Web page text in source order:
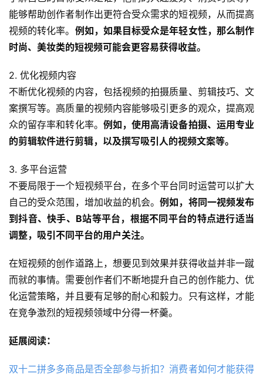
能够帮助创作者制作出更符合受众需求的短视频，从而提高
视频的转化率。 例如，如果目标受众是年轻女性，那么制作
时尚、美妆类的短视频可能会更容易获得收益。
2. 优化视频内容
不断优化视频的内容，包括视频的拍摄质量、剪辑技巧、文
案撰写等。高质量的视频内容能够吸引更多的观众，提高观
众的留存率和转化率。 例如，使用高清设备拍摄、运用专业
的剪辑软件进行剪辑，以及撰写吸引人的视频文案等。
3. 多平台运营
不要局限于一个短视频平台，在多个平台同时运营可以扩大
自己的受众范围，增加收益的机会。例如，将同一视频发布
到抖音、快手、B站等平台，根据不同平台的特点进行适当
调整，吸引不同平台的用户关注。
在短视频的创作道路上，想要见到效果并获得收益并非一蹴
而就的事情。需要创作者们不断地提升自己的创作能力、优
化运营策略，并且要有足够的耐心和毅力。只有这样，才能
在竞争激烈的短视频领域中分得一杯羹。
延展阅读：
双十二拼多多商品是否全部参与折扣？消费者如何才能获得